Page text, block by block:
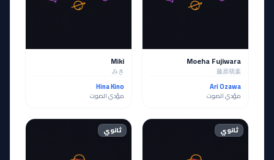
Moeha Fujiwara
藤原萌葉
Ari Ozawa
مؤدي الصوت
Miki
みき
Hina Kino
مؤدي الصوت
ثانوي ثانوي